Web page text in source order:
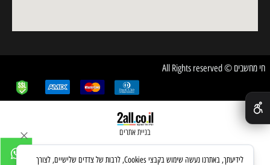
חי מחשבים © All Rights reserved
בניית אתרים
לידיעתך, באתרנו נעשה שימוש בקבצי Cookies, לרבות של צדדים שלישיים, לצורך